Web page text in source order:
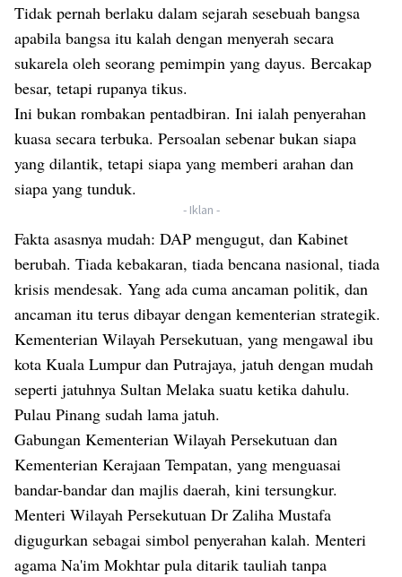
Tidak pernah berlaku dalam sejarah sesebuah bangsa
apabila bangsa itu kalah dengan menyerah secara
sukarela oleh seorang pemimpin yang dayus. Bercakap
besar, tetapi rupanya tikus.
Ini bukan rombakan pentadbiran. Ini ialah penyerahan
kuasa secara terbuka. Persoalan sebenar bukan siapa
yang dilantik, tetapi siapa yang memberi arahan dan
siapa yang tunduk.
- Iklan -
Fakta asasnya mudah: DAP mengugut, dan Kabinet
berubah. Tiada kebakaran, tiada bencana nasional, tiada
krisis mendesak. Yang ada cuma ancaman politik, dan
ancaman itu terus dibayar dengan kementerian strategik.
Kementerian Wilayah Persekutuan, yang mengawal ibu
kota Kuala Lumpur dan Putrajaya, jatuh dengan mudah
seperti jatuhnya Sultan Melaka suatu ketika dahulu.
Pulau Pinang sudah lama jatuh.
Gabungan Kementerian Wilayah Persekutuan dan
Kementerian Kerajaan Tempatan, yang menguasai
bandar-bandar dan majlis daerah, kini tersungkur.
Menteri Wilayah Persekutuan Dr Zaliha Mustafa
digugurkan sebagai simbol penyerahan kalah. Menteri
agama Na'im Mokhtar pula ditarik tauliah tanpa